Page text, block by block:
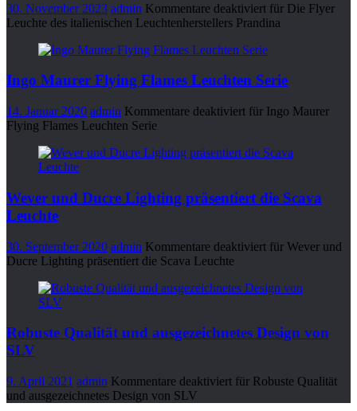
30. November 2023 admin Kommentare deaktiviert für Die Flyer
Leuchte des italienischen Leuchtenherstellers Prandina
Ingo Maurer Flying Flames Leuchten Serie
14. Januar 2020 admin Kommentare deaktiviert für Ingo Maurer
Flying Flames Leuchten Serie
Wever und Ducre Lighting präsentiert die Scava
Leuchte
30. September 2020 admin Kommentare deaktiviert für Wever und
Ducre Lighting präsentiert die Scava Leuchte
Robuste Qualität und ausgezeichnetes Design von
SLV
9. April 2021 admin Kommentare deaktiviert für Robuste Qualität
und ausgezeichnetes Design von SLV